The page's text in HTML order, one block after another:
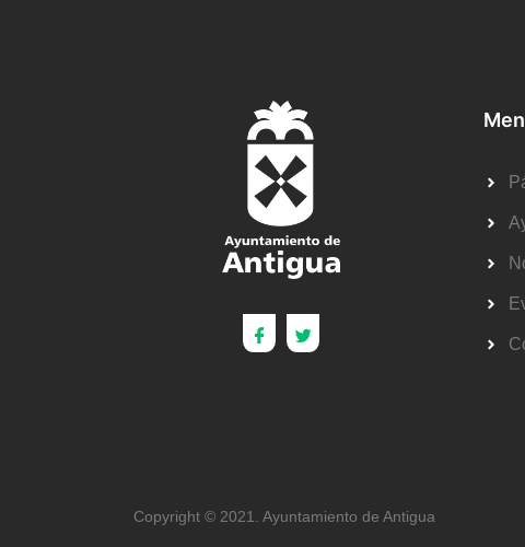
Copyright © 2021. Ayuntamiento de Antigua